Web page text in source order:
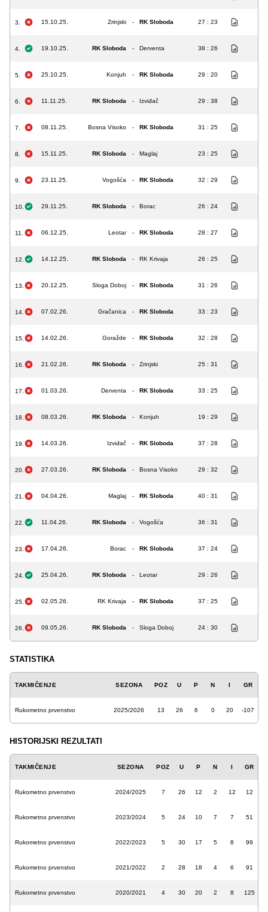
3. 15.10.25. Zrinjski - RK Sloboda 27 : 23
4. 19.10.25. RK Sloboda - Derventa 38 : 26
5. 25.10.25. Konjuh - RK Sloboda 29 : 20
6. 11.11.25. RK Sloboda - Izviđač 29 : 38
7. 08.11.25. Bosna Visoko - RK Sloboda 31 : 25
8. 15.11.25. RK Sloboda - Maglaj 23 : 25
9. 23.11.25. Vogošća - RK Sloboda 32 : 29
10. 29.11.25. RK Sloboda - Borac 26 : 24
11. 06.12.25. Leotar - RK Sloboda 28 : 27
12. 14.12.25. RK Sloboda - RK Krivaja 26 : 25
13. 20.12.25. Sloga Doboj - RK Sloboda 31 : 26
14. 07.02.26. Gračanica - RK Sloboda 33 : 23
15. 14.02.26. Goražde - RK Sloboda 32 : 28
16. 21.02.26. RK Sloboda - Zrinjski 25 : 31
17. 01.03.26. Derventa - RK Sloboda 33 : 25
18. 08.03.26. RK Sloboda - Konjuh 19 : 29
19. 14.03.26. Izviđač - RK Sloboda 37 : 28
20. 27.03.26. RK Sloboda - Bosna Visoko 29 : 32
21. 04.04.26. Maglaj - RK Sloboda 40 : 31
22. 11.04.26. RK Sloboda - Vogošća 36 : 31
23. 17.04.26. Borac - RK Sloboda 37 : 24
24. 25.04.26. RK Sloboda - Leotar 29 : 26
25. 02.05.26. RK Krivaja - RK Sloboda 37 : 25
26. 09.05.26. RK Sloboda - Sloga Doboj 24 : 30
STATISTIKA
TAKMIČENJE SEZONA POZ U P N I GR
Rukometno prvenstvo 2025/2026 13 26 6 0 20 -107
HISTORIJSKI REZULTATI
TAKMIČENJE SEZONA POZ U P N I GR
Rukometno prvenstvo 2024/2025 7 26 12 2 12 12
Rukometno prvenstvo 2023/2024 5 24 10 7 7 51
Rukometno prvenstvo 2022/2023 5 30 17 5 8 99
Rukometno prvenstvo 2021/2022 2 28 18 4 6 91
Rukometno prvenstvo 2020/2021 4 30 20 2 8 125